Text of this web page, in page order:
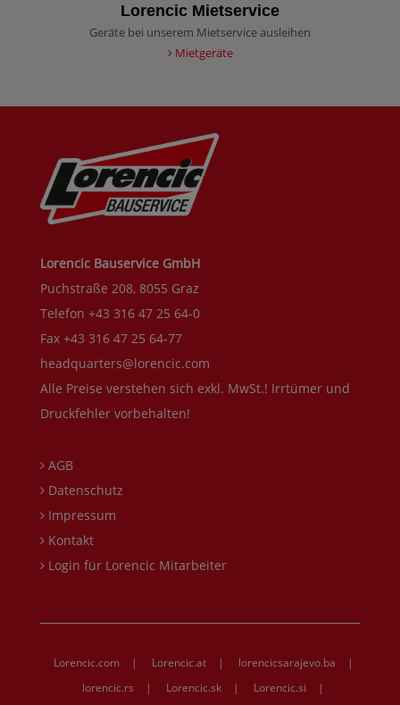
Lorencic Mietservice
Geräte bei unserem Mietservice ausleihen
Mietgeräte
Lorencic Bauservice GmbH
Puchstraße 208, 8055 Graz
Telefon +43 316 47 25 64-0
Fax +43 316 47 25 64-77
headquarters@lorencic.com
Alle Preise verstehen sich exkl. MwSt.! Irrtümer und
Druckfehler vorbehalten!
AGB
Datenschutz
Impressum
Kontakt
Login für Lorencic Mitarbeiter
Lorencic.com | Lorencic.at | lorencicsarajevo.ba
|
lorencic.rs
| Lorencic.sk | Lorencic.si
|